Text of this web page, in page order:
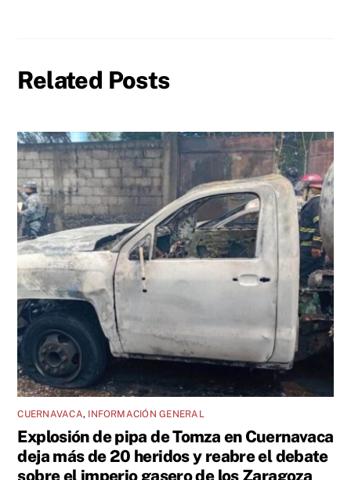
Related Posts
CUERNAVACA, INFORMACIÓN GENERAL
Explosión de pipa de Tomza en Cuernavaca
deja más de 20 heridos y reabre el debate
sobre el imperio gasero de los Zaragoza